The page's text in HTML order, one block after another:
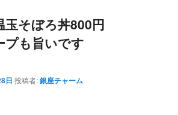
玉そぼろ丼800円
プも旨いです
日 投稿者:銀座チャーム